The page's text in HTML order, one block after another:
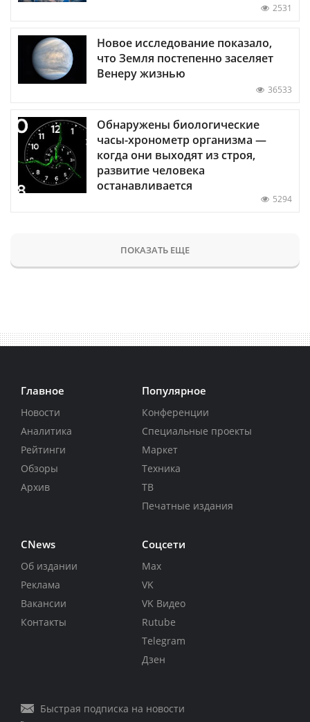
2531
Новое исследование показало,
что Земля постепенно заселяет
Венеру жизнью
36533
Обнаружены биологические
часы-хронометр организма —
когда они выходят из строя,
развитие человека
останавливается
5294
ПОКАЗАТЬ ЕЩЕ
Главное
Новости
Аналитика
Рейтинги
Обзоры
Архив
Популярное
Конференции
Специальные проекты
Маркет
Техника
ТВ
Печатные издания
CNews
Об издании
Реклама
Вакансии
Контакты
Соцсети
Max
VK
VK Видео
Rutube
Telegram
Дзен
Быстрая подписка на новости